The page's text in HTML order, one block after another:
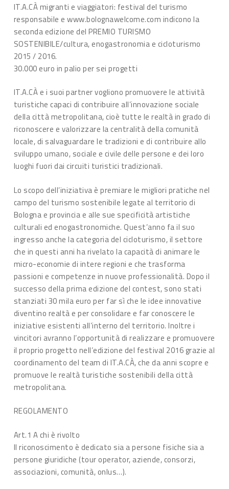
IT.A.CÀ migranti e viaggiatori: festival del turismo
responsabile e www.bolognawelcome.com indicono la
seconda edizione del PREMIO TURISMO
SOSTENIBILE/cultura, enogastronomia e cicloturismo
2015 / 2016.
30.000 euro in palio per sei progetti
IT.A.CÀ e i suoi partner vogliono promuovere le attività
turistiche capaci di contribuire all’innovazione sociale
della città metropolitana, cioè tutte le realtà in grado di
riconoscere e valorizzare la centralità della comunità
locale, di salvaguardare le tradizioni e di contribuire allo
sviluppo umano, sociale e civile delle persone e dei loro
luoghi fuori dai circuiti turistici tradizionali.
Lo scopo dell’iniziativa è premiare le migliori pratiche nel
campo del turismo sostenibile legate al territorio di
Bologna e provincia e alle sue specificità artistiche
culturali ed enogastronomiche. Quest’anno fa il suo
ingresso anche la categoria del cicloturismo, il settore
che in questi anni ha rivelato la capacità di animare le
micro-economie di intere regioni e che trasforma
passioni e competenze in nuove professionalità. Dopo il
successo della prima edizione del contest, sono stati
stanziati 30 mila euro per far sì che le idee innovative
diventino realtà e per consolidare e far conoscere le
iniziative esistenti all’interno del territorio. Inoltre i
vincitori avranno l’opportunità di realizzare e promuovere
il proprio progetto nell’edizione del festival 2016 grazie al
coordinamento del team di IT.A.CÀ, che da anni scopre e
promuove le realtà turistiche sostenibili della città
metropolitana.
REGOLAMENTO
Art.1 A chi è rivolto
Il riconoscimento è dedicato sia a persone fisiche sia a
persone giuridiche (tour operator, aziende, consorzi,
associazioni, comunità, onlus…).